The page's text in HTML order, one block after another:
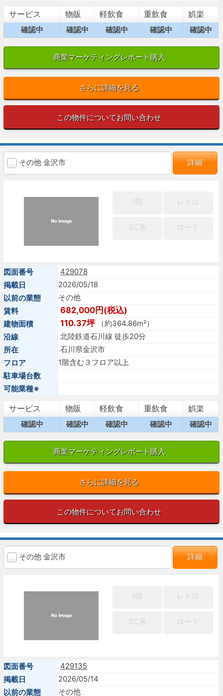
サービス 物販 軽飲食 重飲食 娯楽
確認中 確認中 確認中 確認中 確認中
商業マーケティングレポート購入
さらに詳細を見る
この物件についてお問い合わせ
その他 金沢市 詳細
1階 レトロ
SC系 ロード
図面番号
429078
掲載日
2026/05/18
以前の業態
その他
賃料
682,000円(税込)
建物面積 110.37坪（約364.86m²）
沿線
北陸鉄道石川線 徒歩20分
所在
石川県金沢市
フロア
1階含む３フロア以上
駐車場台数
可能業種※
サービス 物販 軽飲食 重飲食 娯楽
確認中 確認中 確認中 確認中 確認中
商業マーケティングレポート購入
さらに詳細を見る
この物件についてお問い合わせ
その他 金沢市 詳細
1階 レトロ
SC系 ロード
図面番号
429135
掲載日
2026/05/14
以前の業態
その他